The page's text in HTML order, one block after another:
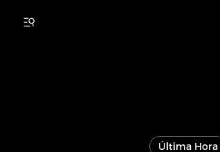
Última Hora